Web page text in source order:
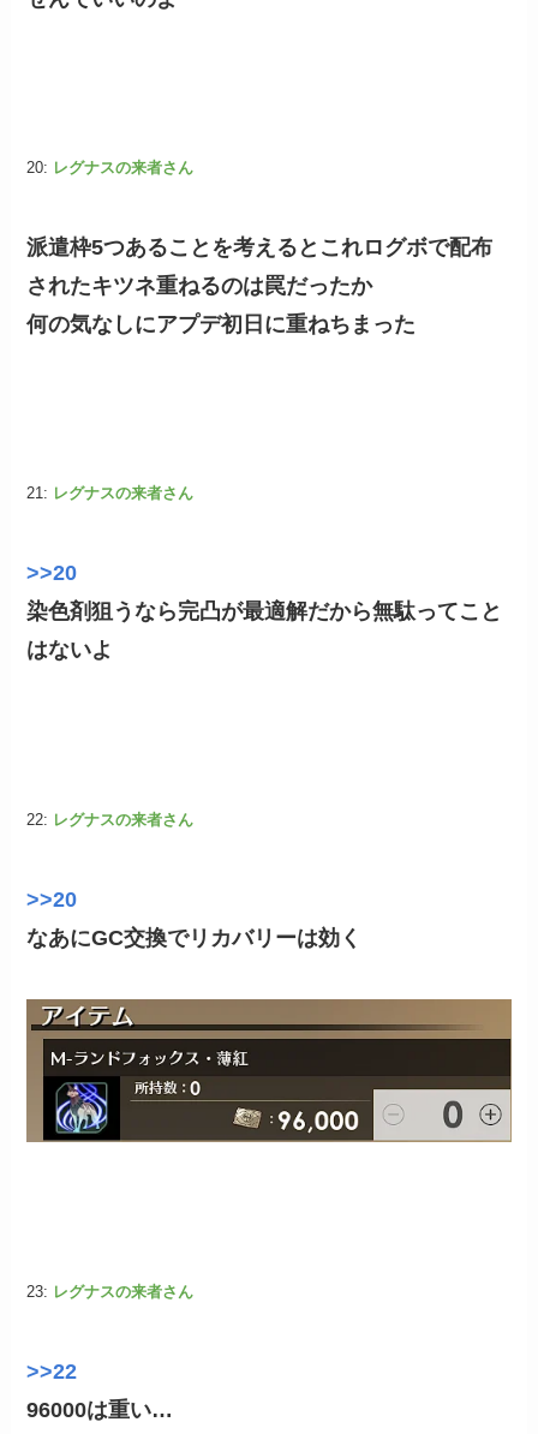
20: レグナスの来者さん
派遣枠5つあることを考えるとこれログボで配布
されたキツネ重ねるのは罠だったか
何の気なしにアプデ初日に重ねちまった
21: レグナスの来者さん
>>20
染色剤狙うなら完凸が最適解だから無駄ってこと
はないよ
22: レグナスの来者さん
>>20
なあにGC交換でリカバリーは効く
23: レグナスの来者さん
>>22
96000は重い…